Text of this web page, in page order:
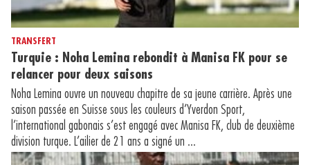
TRANSFERT
Turquie : Noha Lemina rebondit à Manisa FK pour se
relancer pour deux saisons
Noha Lemina ouvre un nouveau chapitre de sa jeune carrière. Après une
saison passée en Suisse sous les couleurs d’Yverdon Sport,
l’international gabonais s’est engagé avec Manisa FK, club de deuxième
division turque. L’ailier de 21 ans a signé un ...